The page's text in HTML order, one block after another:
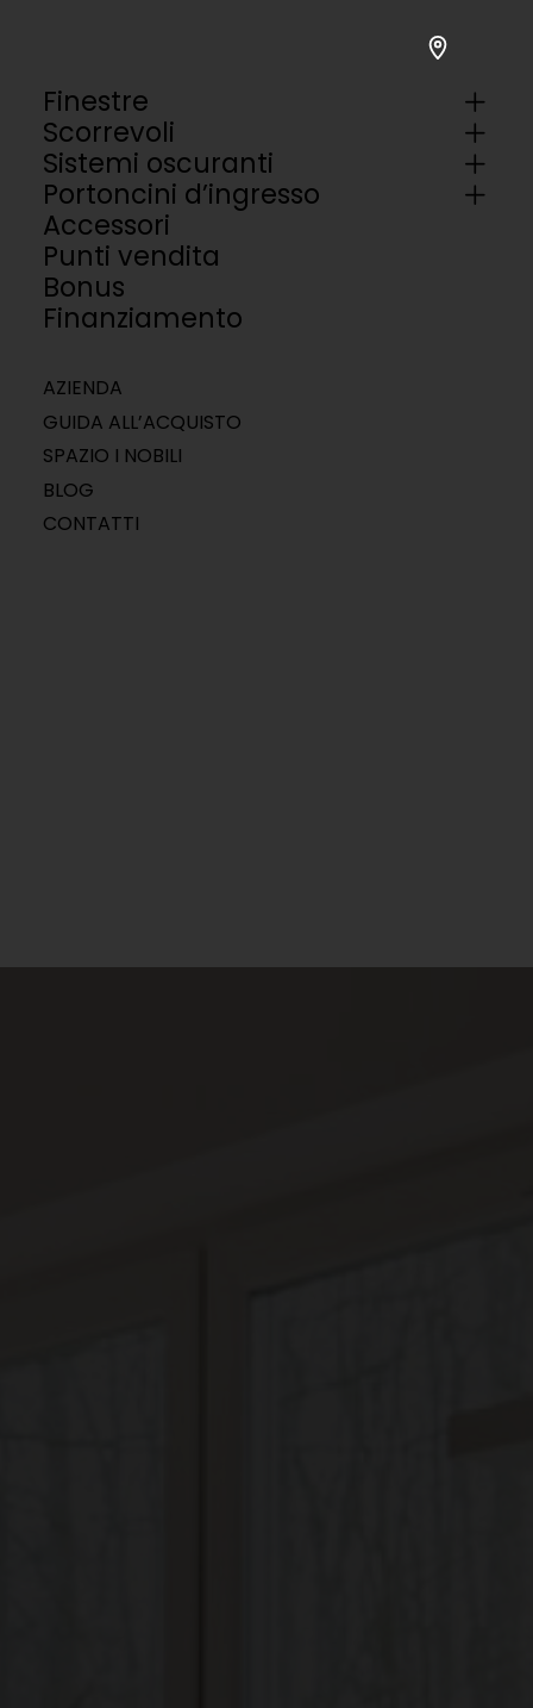
Finestre
Scorrevoli
Sistemi oscuranti
Portoncini d’ingresso
Accessori
Punti vendita
Bonus
Finanziamento
AZIENDA
GUIDA ALL’ACQUISTO
SPAZIO I NOBILI
BLOG
CONTATTI